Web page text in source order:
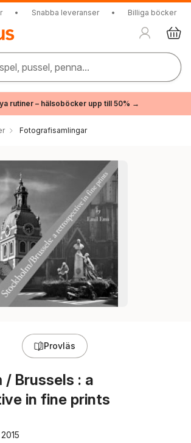
• Snabba leveranser • Billiga böcker
pussel, penna...
rutiner – hälsoböcker upp till 50% →
Fotografisamlingar
Provläs
Brussels : a
in fine prints